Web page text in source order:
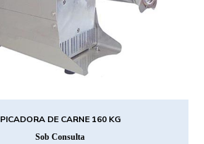
PICADORA DE CARNE 160 KG
Sob Consulta